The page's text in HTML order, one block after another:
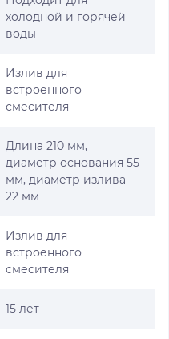
холодной и горячей
воды
Излив для
встроенного
смесителя
Длина 210 мм,
диаметр основания 55
мм, диаметр излива
22 мм
Излив для
встроенного
смесителя
15 лет